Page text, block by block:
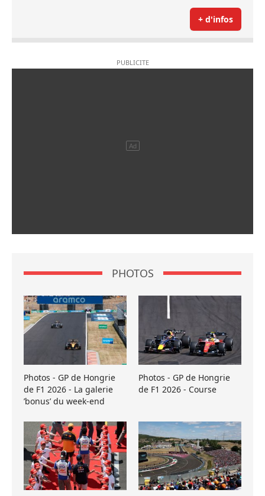
+ d'infos
PHOTOS
Photos - GP de Hongrie
de F1 2026 - La galerie
’bonus’ du week-end
Photos - GP de Hongrie
de F1 2026 - Course